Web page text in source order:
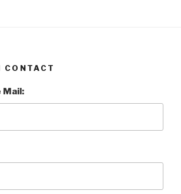
CONTACT
Mail: